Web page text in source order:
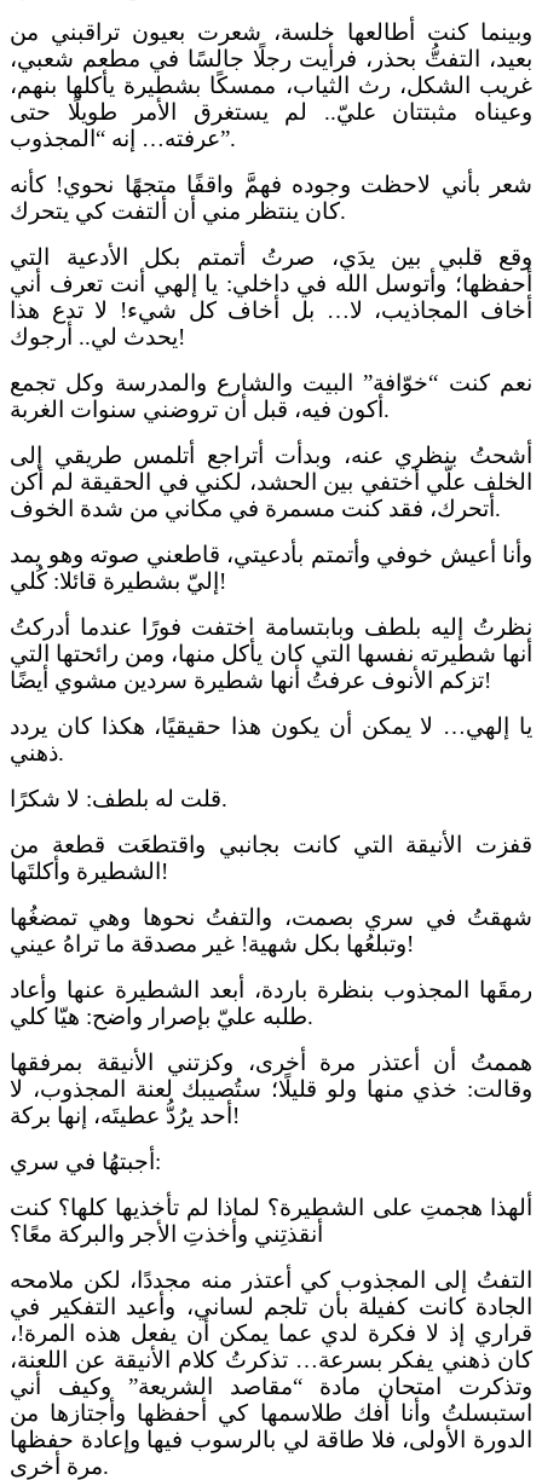
وبينما كنت أطالعها خلسة، شعرت بعيون تراقبني من
بعيد، التفتُّ بحذر ، فرأيت رجلًا جالسًا في مطعم شعبي،
غريب الشكل، رث الثياب، ممسكًا بشطيرة يأكلها بنهم،
وعيناه مثبتتان عليّ..
لم يستغرق الأمر طويلًا حتى
عرفته…
إنه “ الم جذوب”.
شعر بأني لاحظت وجوده فهم واقفًا متجهًا نحوي! كأنه
كان ينتظرمني أن ألتفت كي يتحرك.
وقع قلبي بين يدَي، صرتُ أتمتم بكل الأدعية التي
أحفظها؛ وأتوسل الله في داخلي: يا إلهي أنت تعرف أني
أخاف المجاذيب، لا… بل أخاف كل شيء! لا تدع هذا
يحدث لي.. أرجوك
!
نعم كنت “خوّافة” البيت والشارع و المدرسة وكل تجمع
أكون فيه، قبل أن تروضني سنوات الغربة
.
أشحتُ بنظري عنه، وبدأت أتراجع أتلمس طريقي إلى
الخلف علّي أختفي بين الحشد، لكني في الحقيقة لم أكن
أتحرك، فقد كنت مسمرة في مكاني من شدة الخوف
.
وأنا أعيش خوفي وأتمتم بأدعيتي، قاطعني صوته وهو يمد
إليّ بشطيرة قائلا: كُلي !
نظرتُ إليه بلطف وبابتسامة اختفت فورًا عندما
أدركتُ
أنها شطيرته نفسها
التي كان يأكل منها، ومن رائحتها التي
تزكم الأنوف عرفتُ أنها شطيرة سردين مشوي أيضًا!
يا إلهي… لا يمكن أن يكون هذا حقيقيًا، هكذا كان يردد
ذهني.
قلت له بلطف: لا شكرًا.
قفزت الأنيقة التي كانت بجانبي واقتطعَت قطعة من
الشطيرة وأكلتَها !
شهقتُ في سري بصمت، والتفتُ نحوها وهي تمضغُها
وتبلعُها بكل شهية! غير مصدقة ما تراهُ عيني!
رمقَها المجذوب بنظرة باردة، أبعد الشطيرة عنها وأعاد
طلبه عليّ بإصرار واضح:هيّا كلي.
هممتُ أن أعتذر مرة أخرى، وكزتني الأنيقة بمرفقها
وقالت: خذي منها ولو قليلًا؛ ستُصيبك لعنة المجذوب، لا
أحد يرُدُّ عطيتَه، إنها بركة !
أجبتها في سري
:
ألهذا هجمتِ على الشطيرة؟ لماذا لم تأخذيها كلها؟ كنت
أنقذتِني وأخذتِ الأجر والبركة معًا؟
التفتُ إلى المجذوب كي أعتذر منه مجددًا، لكن ملامحه
الجادة كانت كفيلة بأن تلجم لساني، و أعيد التفكير في
قراري
إذ لا فكرة لدي عما يمكن أن يفعل هذه المرة!،
كان ذهني يفكر بسرعة…تذكرتُ كلام الأنيقة عن اللعنة،
وتذكرت امتحان مادة “مقاصد الشريعة” وكيف أني
استبسلتُ وأنا أفك طلاسمها كي أحفظها وأجتازها من
الدورة الأولى، فلا طاقة لي بالرسوب فيها وإعادة حفظها
مرة أخرى.